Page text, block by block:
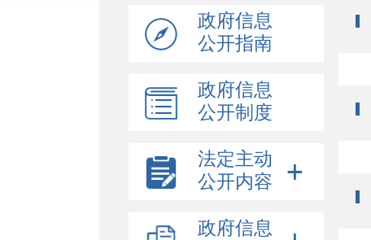
政府信息
公开指南
政府信息
公开制度
法定主动
公开内容
政府信息